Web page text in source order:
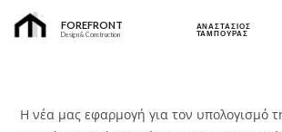
FOREFRONT
Design & Construction
ΑΝΑΣΤΑΣΙΟΣ
ΤΑΜΠΟΥΡΑΣ
Η νέα μας εφαρμογή για τον υπολογισμό